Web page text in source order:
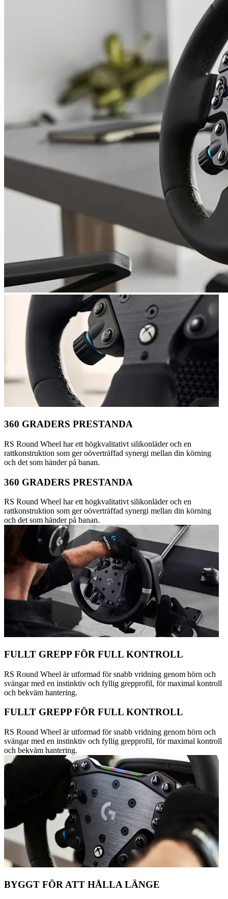
360 GRADERS PRESTANDA
RS Round Wheel har ett högkvalitativt silikonläder och en
rattkonstruktion som ger oöverträffad synergi mellan din körning
och det som händer på banan.
360 GRADERS PRESTANDA
RS Round Wheel har ett högkvalitativt silikonläder och en
rattkonstruktion som ger oöverträffad synergi mellan din körning
och det som händer på banan.
FULLT GREPP FÖR FULL KONTROLL
RS Round Wheel är utformad för snabb vridning genom hörn och
svängar med en instinktiv och fyllig grepprofil, för maximal kontroll
och bekväm hantering.
FULLT GREPP FÖR FULL KONTROLL
RS Round Wheel är utformad för snabb vridning genom hörn och
svängar med en instinktiv och fyllig grepprofil, för maximal kontroll
och bekväm hantering.
BYGGT FÖR ATT HÅLLA LÄNGE